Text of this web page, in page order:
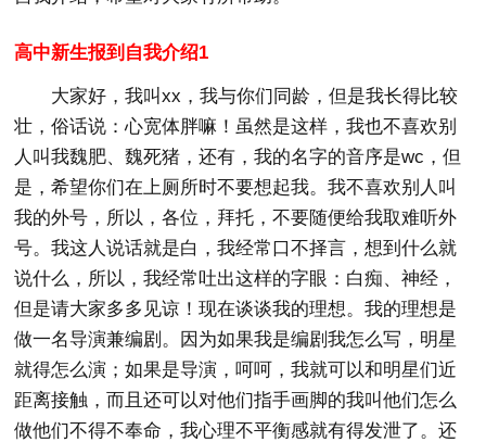
高中新生报到自我介绍1
大家好，我叫xx，我与你们同龄，但是我长得比较
壮，俗话说：心宽体胖嘛！虽然是这样，我也不喜欢别
人叫我魏肥、魏死猪，还有，我的名字的音序是wc，但
是，希望你们在上厕所时不要想起我。我不喜欢别人叫
我的外号，所以，各位，拜托，不要随便给我取难听外
号。我这人说话就是白，我经常口不择言，想到什么就
说什么，所以，我经常吐出这样的字眼：白痴、神经，
但是请大家多多见谅！现在谈谈我的理想。我的理想是
做一名导演兼编剧。因为如果我是编剧我怎么写，明星
就得怎么演；如果是导演，呵呵，我就可以和明星们近
距离接触，而且还可以对他们指手画脚的我叫他们怎么
做他们不得不奉命，我心理不平衡感就有得发泄了。还